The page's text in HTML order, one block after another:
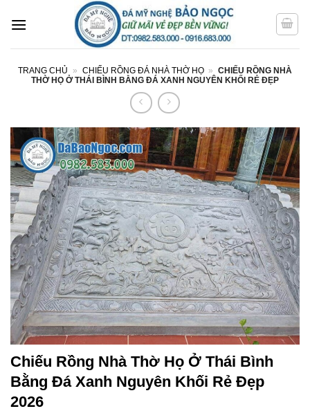
qua
TRANG CHỦ » CHIẾU RỒNG ĐÁ NHÀ THỜ HỌ » CHIẾU RỒNG NHÀ
THỜ HỌ Ở THÁI BÌNH BẰNG ĐÁ XANH NGUYÊN KHỐI RẺ ĐẸP
Chiếu Rồng Nhà Thờ Họ Ở Thái Bình
Bằng Đá Xanh Nguyên Khối Rẻ Đẹp
2026